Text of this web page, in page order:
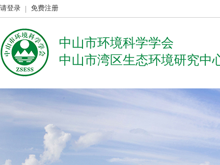
请登录 免费注册
中山市环境科学学会
中山市湾区生态环境研究中